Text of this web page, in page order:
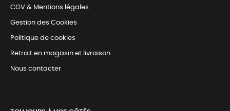
CGV & Mentions légales
Gestion des Cookies
Politique de cookies
Retrait en magasin et livraison
Nous contacter